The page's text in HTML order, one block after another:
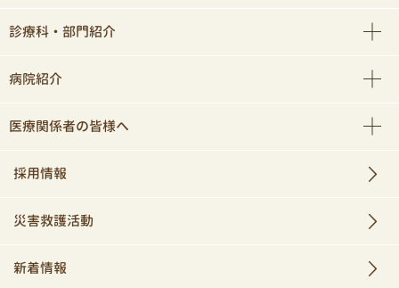
診療科・部門紹介
病院紹介
医療関係者の皆様へ
採用情報
災害救護活動
新着情報